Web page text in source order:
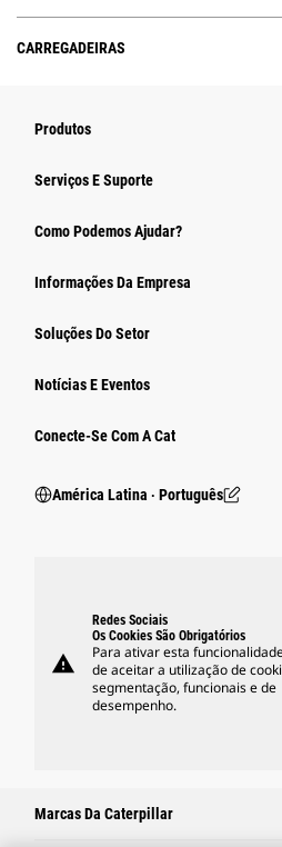
CARREGADEIRAS
Produtos
Serviços E Suporte
Como Podemos Ajudar?
Informações Da Empresa
Soluções Do Setor
Notícias E Eventos
Conecte-Se Com A Cat
América Latina ‧ Português
warning
Redes Sociais
Os Cookies São Obrigatórios
Para ativar esta
de aceitar a utilização de
segmentação, funcionais e de
desempenho.
Marcas Da Caterpillar